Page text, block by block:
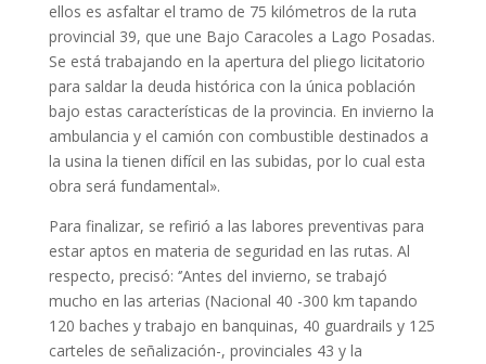
ellos es asfaltar el tramo de 75 kilómetros de la ruta
provincial 39, que une Bajo Caracoles a Lago Posadas.
Se está trabajando en la apertura del pliego licitatorio
para saldar la deuda histórica con la única población
bajo estas características de la provincia. En invierno la
ambulancia y el camión con combustible destinados a
la usina la tienen difícil en las subidas, por lo cual esta
obra será fundamental».
Para finalizar, se refirió a las labores preventivas para
estar aptos en materia de seguridad en las rutas. Al
respecto, precisó: ‘’Antes del invierno, se trabajó
mucho en las arterias (Nacional 40 -300 km tapando
120 baches y trabajo en banquinas, 40 guardrails y 125
carteles de señalización-, provinciales 43 y la